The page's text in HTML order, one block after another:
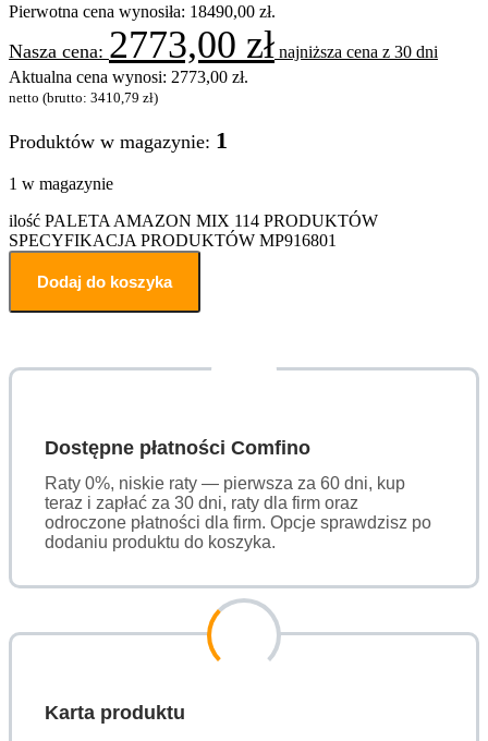
Pierwotna cena wynosiła: 18490,00 zł.
2773,00 zł najniższa cena z 30 dni
Aktualna cena wynosi: 2773,00 zł.
netto (brutto: 3410,79 zł)
Produktów w magazynie: 1
1 w magazynie
ilość PALETA AMAZON MIX 114 PRODUKTÓW
SPECYFIKACJA PRODUKTÓW MP916801
Dodaj do koszyka
Dostępne płatności Comfino
Raty 0%, niskie raty — pierwsza za 60 dni, kup
teraz i zapłać za 30 dni, raty dla firm oraz
odroczone płatności dla firm. Opcje sprawdzisz po
dodaniu produktu do koszyka.
Karta produktu